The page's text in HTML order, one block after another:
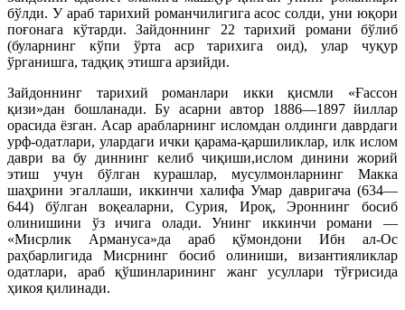
бўлди. У араб тарихий романчилигига асос солди, уни юқори
поғонага кўтарди. Зайдоннинг 22 тарихий романи бўлиб
(буларнинг кўпи ўрта аср тарихига оид), улар чуқур
ўрганишга, тадқиқ этишга арзийди.
Зайдоннинг тарихий романлари икки қисмли «Ғассон
қизи»дан бошланади. Бу асарни автор 1886—1897 йиллар
орасида ёзган. Асар арабларнинг исломдан олдинги даврдаги
урф-одатлари, улардаги ички қарама-қаршиликлар, илк ислом
даври ва бу диннинг келиб чиқиши,ислом динини жорий
этиш учун бўлган курашлар, мусулмонларнинг Макка
шаҳрини эгаллаши, иккинчи халифа Умар давригача (634—
644) бўлган воқеаларни, Сурия, Ироқ, Эроннинг босиб
олинишини ўз ичига олади. Унинг иккинчи романи —
«Мисрлик Армануса»да араб қўмондони Ибн ал-Ос
раҳбарлигида Мисрнинг босиб олиниши, византияликлар
одатлари, араб қўшинларининг жанг усуллари тўғрисида
ҳикоя қилинади.